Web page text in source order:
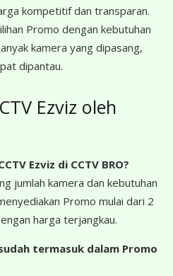
kompetitif dan transparan.
Promo dengan kebutuhan
kamera yang dipasang,
dipantau.
Ezviz oleh
Ezviz di CCTV BRO?
jumlah kamera dan kebutuhan
Promo mulai dari 2
harga terjangkau.
termasuk dalam Promo